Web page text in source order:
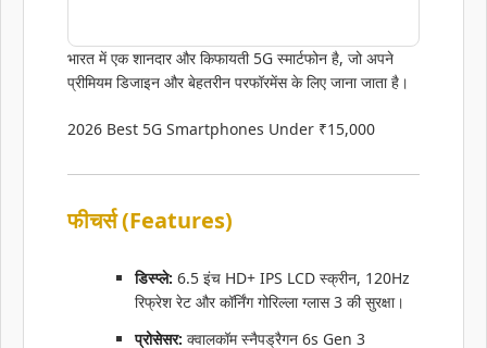
भारत में एक शानदार और किफायती 5G स्मार्टफोन है, जो अपने
प्रीमियम डिजाइन और बेहतरीन परफॉरमेंस के लिए जाना जाता है।
2026 Best 5G Smartphones Under ₹15,000
फीचर्स (Features)
डिस्प्ले: 6.5 इंच HD+ IPS LCD स्क्रीन, 120Hz
रिफ्रेश रेट और कॉर्निंग गोरिल्ला ग्लास 3 की सुरक्षा।
प्रोसेसर: क्वालकॉम स्नैपड्रैगन 6s Gen 3